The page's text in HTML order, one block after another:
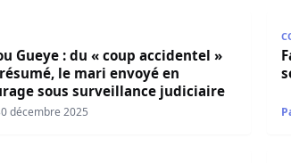
Gueye : du « coup accidentel »
le mari envoyé en
sous surveillance judiciaire
décembre 2025